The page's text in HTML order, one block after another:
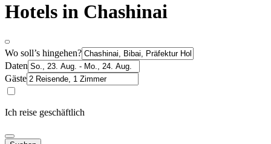
Hotels in Chashinai
Wo soll’s hingehen?
Daten
Gäste
Ich reise geschäftlich